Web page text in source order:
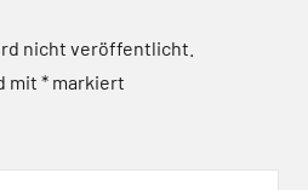
nicht veröffentlicht.
mit * markiert